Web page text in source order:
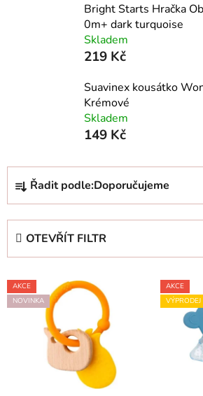
Bright Starts Hračka
0m+ dark turquoise
Skladem
219 Kč
Suavinex kousátko
Krémové
Skladem
149 Kč
Ř
a
z
e
n
í
p
r
Řadit podle:Doporučujeme
OTEVŘÍT FILTR
V
ý
AKCE
NOVINKA
AKCE
VÝPRODEJ